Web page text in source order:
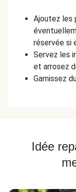
Ajoutez les
réservée si
Servez les
et arrosez
Garnissez
Idée